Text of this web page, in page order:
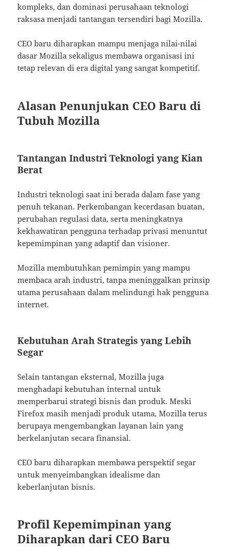
kompleks, dan dominasi perusahaan teknologi
raksasa menjadi tantangan tersendiri bagi Mozilla.
CEO baru diharapkan mampu menjaga nilai-nilai
dasar Mozilla sekaligus membawa organisasi ini
tetap relevan di era digital yang sangat kompetitif.
Alasan Penunjukan CEO Baru di
Tubuh Mozilla
Tantangan Industri Teknologi yang Kian
Berat
Industri teknologi saat ini berada dalam fase yang
penuh tekanan. Perkembangan kecerdasan buatan,
perubahan regulasi data, serta meningkatnya
kekhawatiran pengguna terhadap privasi menuntut
kepemimpinan yang adaptif dan visioner.
Mozilla membutuhkan pemimpin yang mampu
membaca arah industri, tanpa meninggalkan prinsip
utama perusahaan dalam melindungi hak pengguna
internet.
Kebutuhan Arah Strategis yang Lebih
Segar
Selain tantangan eksternal, Mozilla juga
menghadapi kebutuhan internal untuk
memperbarui strategi bisnis dan produk. Meski
Firefox masih menjadi produk utama, Mozilla terus
berupaya mengembangkan layanan lain yang
berkelanjutan secara finansial.
CEO baru diharapkan membawa perspektif segar
untuk menyeimbangkan idealisme dan
keberlanjutan bisnis.
Profil Kepemimpinan yang
Diharapkan dari CEO Baru